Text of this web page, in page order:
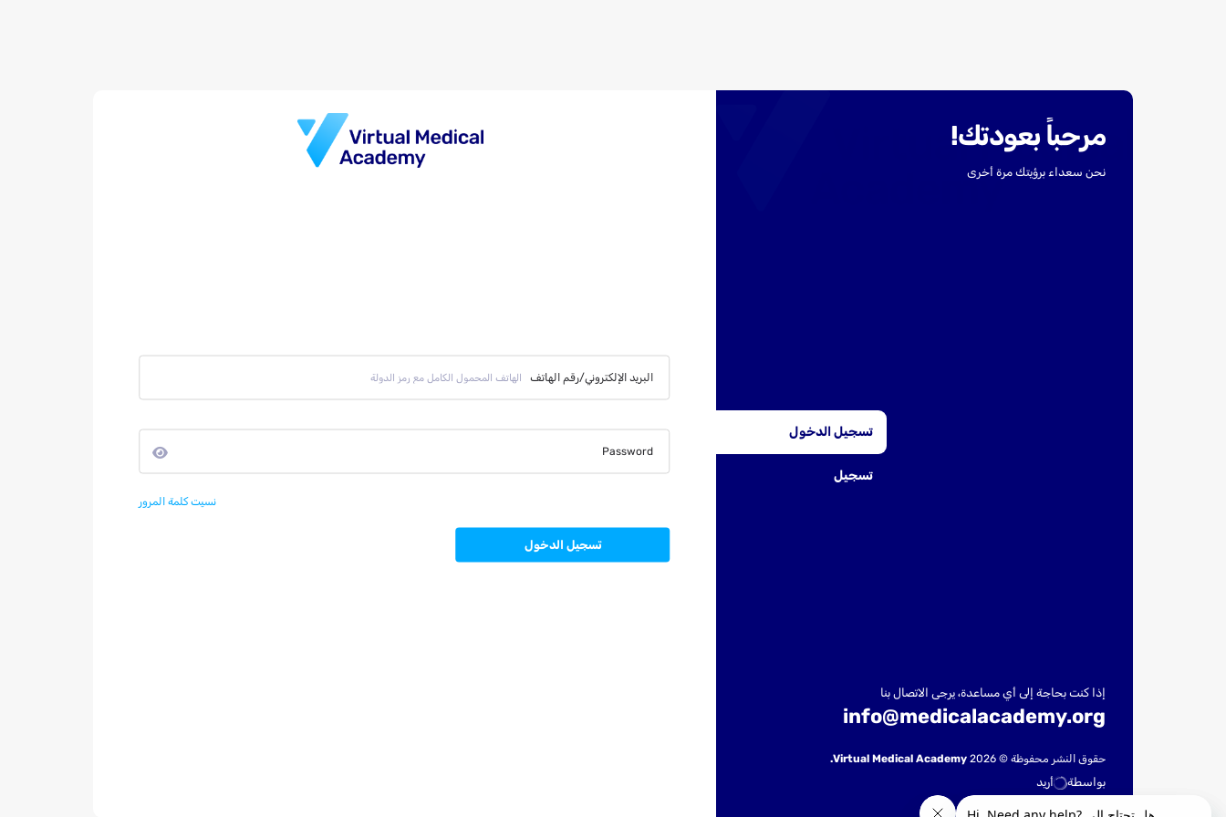
مرحباً بعودتك!
نحن سعداء برؤيتك مرة أخرى
إذا كنت بحاجة إلى أي مساعدة، يرجى الاتصال بنا
info@medicalacademy.org
حقوق النشر محفوظة © 2026 Virtual Medical Academy.
بواسطة أريد
تسجيل الدخول
تسجيل
البريد الإلكتروني/رقم الهاتف
Password
نسيت كلمة المرور
تسجيل الدخول